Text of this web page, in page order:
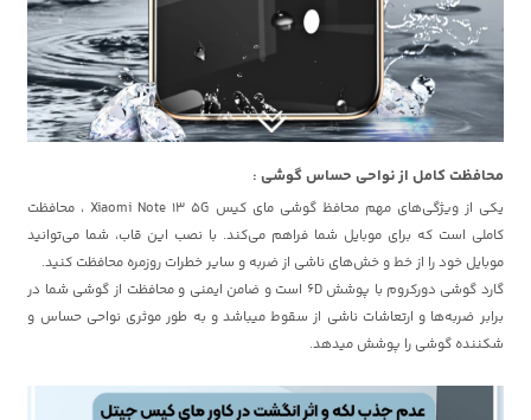
محافظت کامل از نواحی حساس گوشی :
یکی از ویژگی‌های مهم محافظ گوشی مای کیس Xiaomi Note 13 5G ، محافظت
کاملی است که برای موبایل شما فراهم می‌کند. با نصب این قاب، شما می‌توانید
موبایل خود را از خط و خش‌های ناشی از ضربه و سایر خطرات روزمره محافظت کنید.
گارد گوشی دورکروم با پوشش 6D است و ضامن ایمنی و محافظت از گوشی شما در
برابر ضربه‌ها و ارتعاشات ناشی از سقوط میباشد و به طور موثری نواحی حساس و
شکننده گوشی را پوشش میدهد.